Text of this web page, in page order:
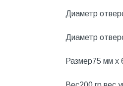
Крепеж и
Крепеж и
Диаметр
Диаметр
Размер75 мм x